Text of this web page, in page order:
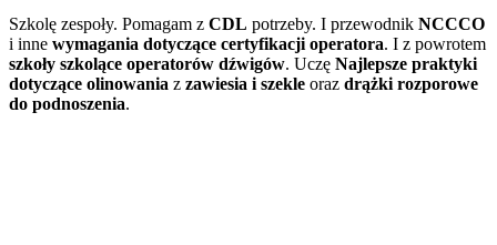
Szkolę zespoły. Pomagam z CDL potrzeby. I przewodnik NCCCO
i inne wymagania dotyczące certyfikacji operatora. I z powrotem
szkoły szkolące operatorów dźwigów. Uczę Najlepsze praktyki
dotyczące olinowania z zawiesia i szekle oraz drążki rozporowe
do podnoszenia.